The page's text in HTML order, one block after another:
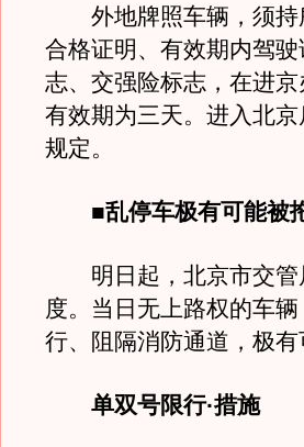
外地牌照车辆，须持
合格证明、有效期内驾
志、交强险标志，在进
有效期为三天。进入北
规定。
■乱停车极有可能被
明日起，北京市交管
度。当日无上路权的车
行、阻隔消防通道，极有
单双号限行·措施